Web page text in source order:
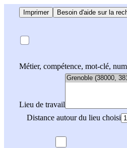
Imprimer Besoin d'aide sur la
Métier, compétence, mot-clé,
Lieu de travail
Distance autour du lieu choisi